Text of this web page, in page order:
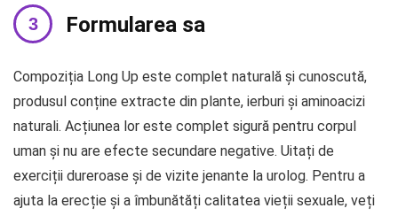
Formularea sa
Compoziția Long Up este complet naturală și cunoscută,
produsul conține extracte din plante, ierburi și aminoacizi
naturali. Acțiunea lor este complet sigură pentru corpul
uman și nu are efecte secundare negative. Uitați de
exerciții dureroase și de vizite jenante la urolog. Pentru a
ajuta la erecție și a îmbunătăți calitatea vieții sexuale, veți